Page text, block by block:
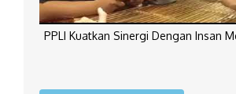
PPLI Kuatkan Sinergi Dengan Insan